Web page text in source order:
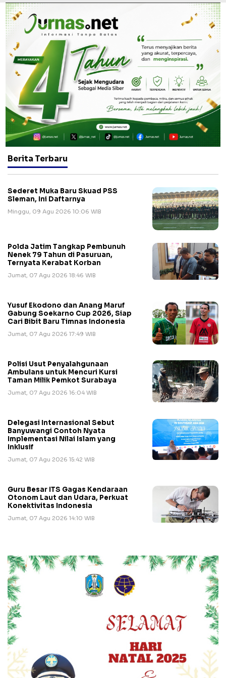
Berita Terbaru
Sederet Muka Baru Skuad PSS
Sleman, Ini Daftarnya
Minggu, 09 Agu 2026 10:06 WIB
Polda Jatim Tangkap Pembunuh
Nenek 79 Tahun di Pasuruan,
Ternyata Kerabat Korban
Jumat, 07 Agu 2026 18:46 WIB
Yusuf Ekodono dan Anang Maruf
Gabung Soekarno Cup 2026, Siap
Cari Bibit Baru Timnas Indonesia
Jumat, 07 Agu 2026 17:49 WIB
Polisi Usut Penyalahgunaan
Ambulans untuk Mencuri Kursi
Taman Milik Pemkot Surabaya
Jumat, 07 Agu 2026 16:04 WIB
Delegasi Internasional Sebut
Banyuwangi Contoh Nyata
Implementasi Nilai Islam yang
Inklusif
Jumat, 07 Agu 2026 15:42 WIB
Guru Besar ITS Gagas Kendaraan
Otonom Laut dan Udara, Perkuat
Konektivitas Indonesia
Jumat, 07 Agu 2026 14:10 WIB